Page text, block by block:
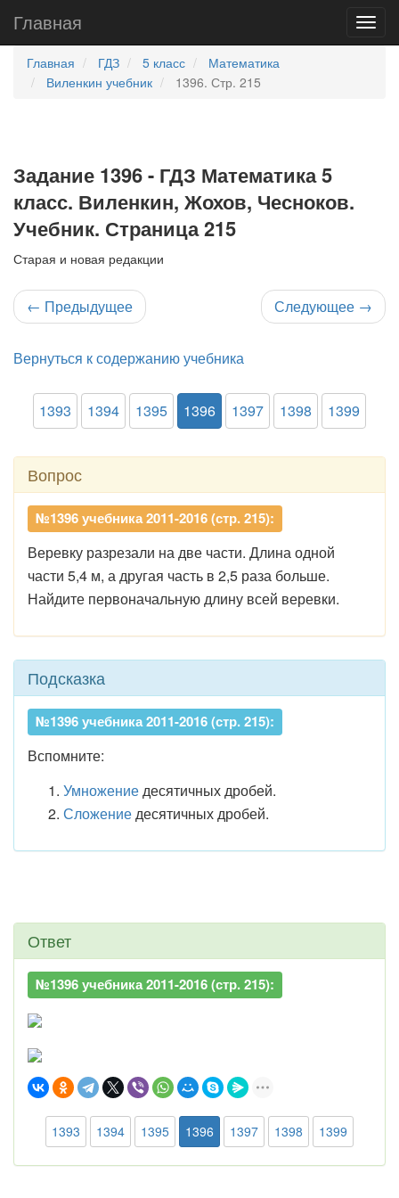
Главная
Главная ГДЗ 5 класс
Математика
Виленкин учебник
1396. Стр. 215
Задание 1396 - ГДЗ Математика 5
класс. Виленкин, Жохов, Чесноков.
Учебник. Страница 215
Старая и новая редакции
← Предыдущее Следующее →
Вернуться к содержанию учебника
1393 1394 1395 1396 1397 1398 1399
Вопрос
№1396 учебника 2011-2016 (стр. 215):
Веревку разрезали на две части. Длина одной
части 5,4 м, а другая часть в 2,5 раза больше.
Найдите первоначальную длину всей веревки.
Подсказка
№1396 учебника 2011-2016 (стр. 215):
Вспомните:
Умножениедесятичных дробей.
Сложениедесятичных дробей.
Ответ
№1396 учебника 2011-2016 (стр. 215):
1393 1394 1395 1396 1397 1398 1399